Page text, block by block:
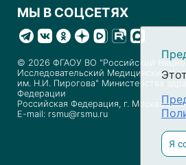
МЫ В СОЦСЕТЯХ
© 2026 ФГАОУ ВО "Российский
Исследовательский Медицинский
им. Н.И. Пирогова" Министерства
Федерации
Российская Федерация, г. Москва
E-mail: rsmu@rsmu.ru
Я